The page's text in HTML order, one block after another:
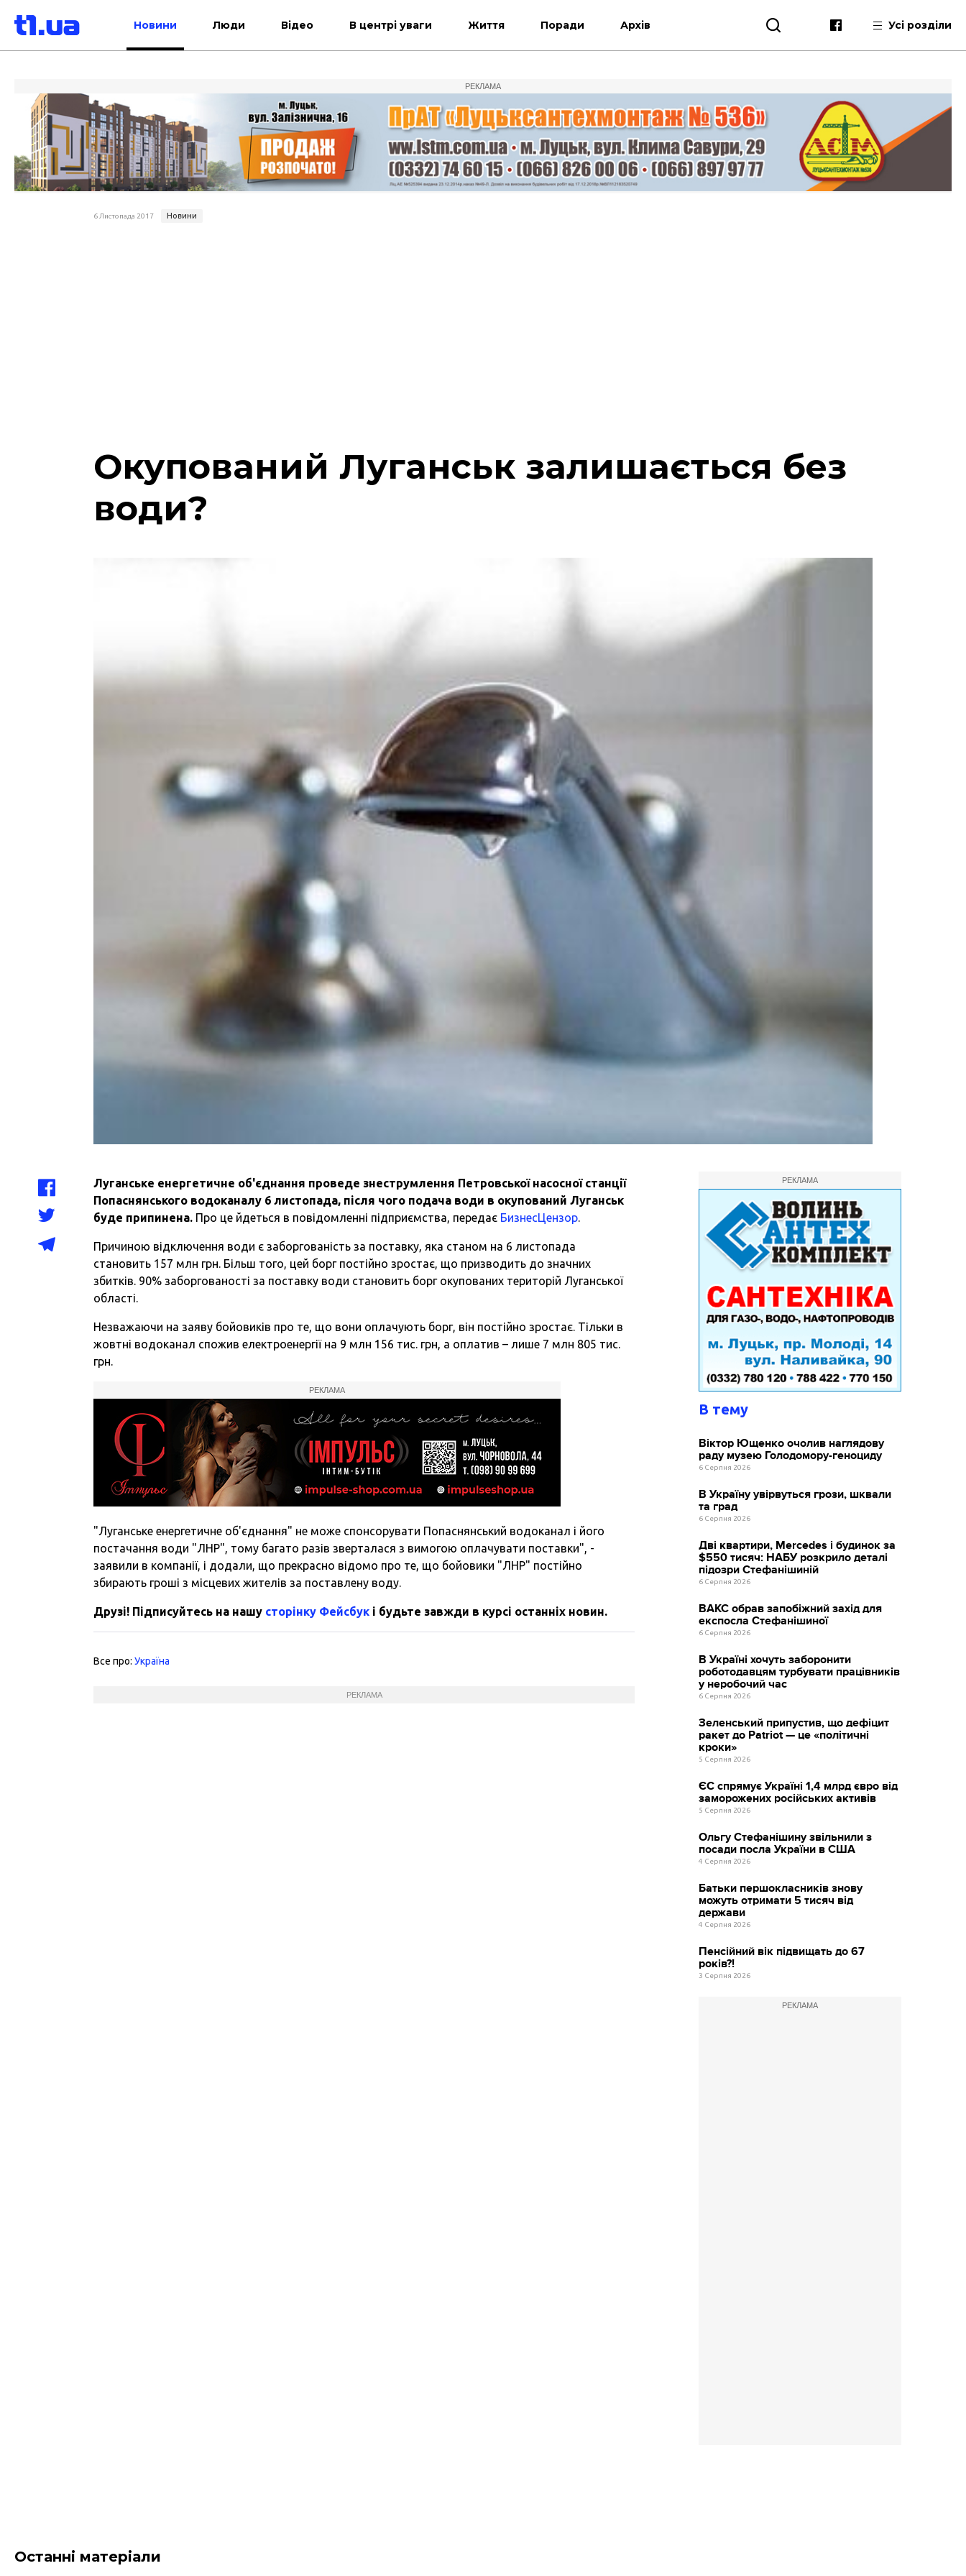
Новини Люди Відео В центрі уваги Життя Поради Архів Усі розділи
РЕКЛАМА
6 Листопада 2017 Новини
Окупований Луганськ залишається без
води?
Луганське енергетичне об'єднання проведе знеструмлення Петровської насосної станції
Попаснянського водоканалу 6 листопада, після чого подача води в окупований Луганськ
буде припинена. Про це йдеться в повідомленні підприємства, передає БизнесЦензор.
Причиною відключення води є заборгованість за поставку, яка станом на 6 листопада
становить 157 млн грн. Більш того, цей борг постійно зростає, що призводить до значних
збитків. 90% заборгованості за поставку води становить борг окупованих територій Луганської
області.
Незважаючи на заяву бойовиків про те, що вони оплачують борг, він постійно зростає. Тільки в
жовтні водоканал спожив електроенергії на 9 млн 156 тис. грн, а оплатив – лише 7 млн 805 тис.
грн.
РЕКЛАМА
"Луганське енергетичне об'єднання" не може спонсорувати Попаснянський водоканал і його
постачання води "ЛНР", тому багато разів зверталася з вимогою оплачувати поставки", -
заявили в компанії, і додали, що прекрасно відомо про те, що бойовики "ЛНР" постійно
збирають гроші з місцевих жителів за поставлену воду.
Друзі! Підписуйтесь на нашу сторінку Фейсбук і будьте завжди в курсі останніх новин.
Все про:Україна
РЕКЛАМА
РЕКЛАМА
В тему
Віктор Ющенко очолив наглядову
раду музею Голодомору-геноциду
6 Серпня 2026
В Україну увірвуться грози, шквали
та град
6 Серпня 2026
Дві квартири, Mercedes і будинок за
$550 тисяч: НАБУ розкрило деталі
підозри Стефанішиній
6 Серпня 2026
ВАКС обрав запобіжний захід для
експосла Стефанішиної
6 Серпня 2026
В Україні хочуть заборонити
роботодавцям турбувати працівників
у неробочий час
6 Серпня 2026
Зеленський припустив, що дефіцит
ракет до Patriot — це «політичні
кроки»
5 Серпня 2026
ЄС спрямує Україні 1,4 млрд євро від
заморожених російських активів
5 Серпня 2026
Ольгу Стефанішину звільнили з
посади посла України в США
4 Серпня 2026
Батьки першокласників знову
можуть отримати 5 тисяч від
держави
4 Серпня 2026
Пенсійний вік підвищать до 67
років?!
3 Серпня 2026
РЕКЛАМА
Останні матеріали